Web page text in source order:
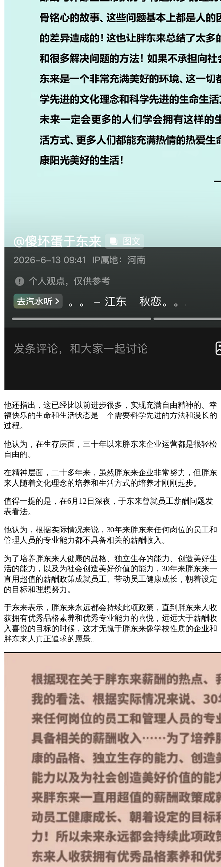
他还指出，这已经比以前进步很多，实现充满自由精神的、幸
福快乐的生命和生活状态是一个需要科学先进的方法和漫长的
过程。
他认为，在生存层面，三十年以来胖东来企业运营都是很轻松
自由的。
在精神层面，二十多年来，虽然胖东来企业非常努力，但胖东
来人随着文化理念的培养和生活方式的培养才刚刚起步。
值得一提的是，在6月12日深夜，于东来曾就员工薪酬问题发
表看法。
他认为，根据实际情况来说，30年来胖东来任何岗位的员工和
管理人员的专业能力都不具备相关的薪酬收入。
为了培养胖东来人健康的品格、独立生存的能力、创造美好生
活的能力，以及为社会创造美好价值的能力，30年来胖东来一
直用超值的薪酬政策成就员工、带动员工健康成长，朝着设定
的目标和理想努力。
于东来表示，胖东来永远都会持续此项政策，直到胖东来人收
获拥有优秀品格素养和优秀专业能力的喜悦，远远大于薪酬收
入喜悦的目标的时候，这才无愧于胖东来像学校性质的企业和
胖东来人真正追求的愿景。